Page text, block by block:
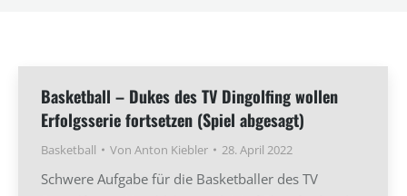
Basketball – Dukes des TV Dingolfing wollen
Erfolgsserie fortsetzen (Spiel abgesagt)
Basketball Von Anton Kiebler 28. April 2022
Schwere Aufgabe für die Basketballer des TV